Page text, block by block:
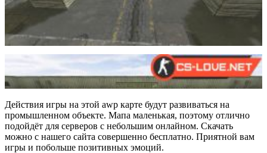
Действия игры на этой awp карте будут развиваться на
промышленном объекте. Мапа маленькая, поэтому отлично
подойдёт для серверов с небольшим онлайном. Скачать
можно с нашего сайта совершенно бесплатно. Приятной вам
игры и побольше позитивных эмоций.